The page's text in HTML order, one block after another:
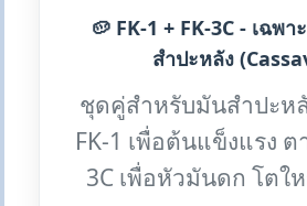
🥔 FK-1 + FK-3C - เฉพ
สำปะหลัง
ชุดคู่สำหรับมันสำปะห
FK-1 เพื่อต้นแข็งแรง ต
3C เพื่อหัวมันดก โตใ